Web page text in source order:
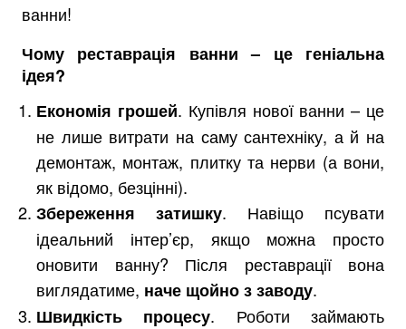
ванни!
Чому реставрація ванни – це геніальна
ідея?
Економія грошей. Купівля нової ванни – це
не лише витрати на саму сантехніку, а й на
демонтаж, монтаж, плитку та нерви (а вони,
як відомо, безцінні).
Збереження затишку. Навіщо псувати
ідеальний інтер’єр, якщо можна просто
оновити ванну? Після реставрації вона
виглядатиме, наче щойно з заводу.
Швидкість процесу. Роботи займають